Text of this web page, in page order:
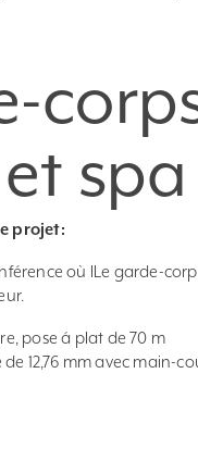
spa
projet:
où lLe garde-
pose á plat de 70 m
12,76 mm avec main-